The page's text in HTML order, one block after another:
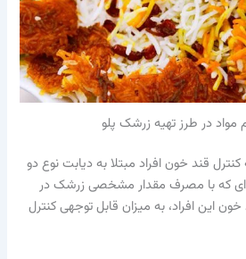
در طرز تهیه زرشک پلو
قند خون افراد مبتلا به دیابت نوع دو
که با مصرف مقدار مشخصی زرشک در
این افراد، به میزان قابل توجهی کنترل